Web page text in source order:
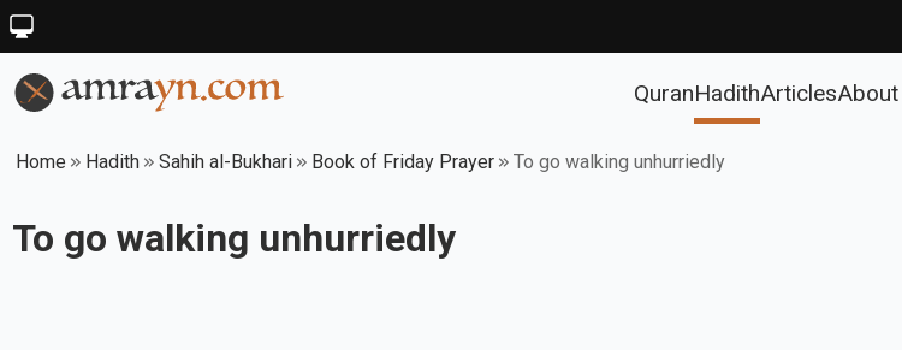
QuranHadithArticlesAbout
Home Hadith Sahih al-Bukhari Book of Friday Prayer To go walking unhurriedly
To go walking unhurriedly